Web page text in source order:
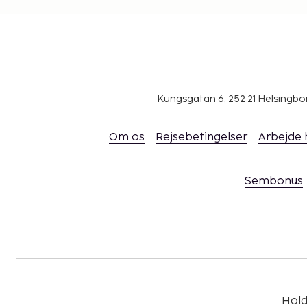
Kungsgatan 6, 252 21
Om os Rejsebetingelser Arbejde
Sembonus